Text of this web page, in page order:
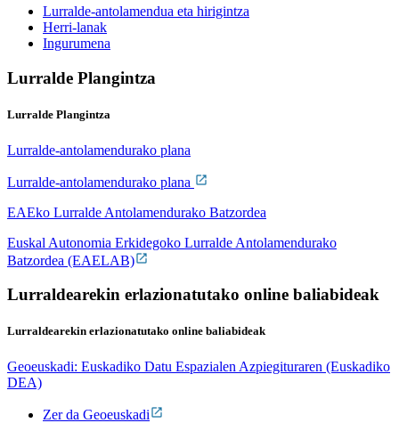
Lurralde-antolamendua eta hirigintza
Herri-lanak
Ingurumena
Lurralde Plangintza
Lurralde Plangintza
Lurralde-antolamendurako plana
Lurralde-antolamendurako plana
EAEko Lurralde Antolamendurako Batzordea
Euskal Autonomia Erkidegoko Lurralde Antolamendurako
Batzordea (EAELAB)
Lurraldearekin erlazionatutako online baliabideak
Lurraldearekin erlazionatutako online baliabideak
Geoeuskadi: Euskadiko Datu Espazialen Azpiegituraren (Euskadiko
DEA)
Zer da Geoeuskadi